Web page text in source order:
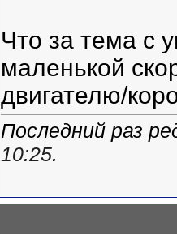
Что за тема с
маленькой
двигателю/
Последний раз
10:25.